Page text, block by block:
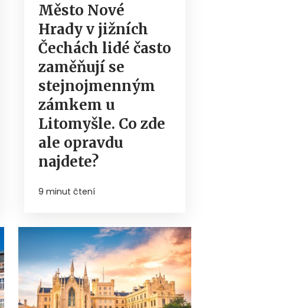
Město Nové
Hrady v jižních
Čechách lidé často
zaměňují se
stejnojmenným
zámkem u
Litomyšle. Co zde
ale opravdu
najdete?
9 minut čtení